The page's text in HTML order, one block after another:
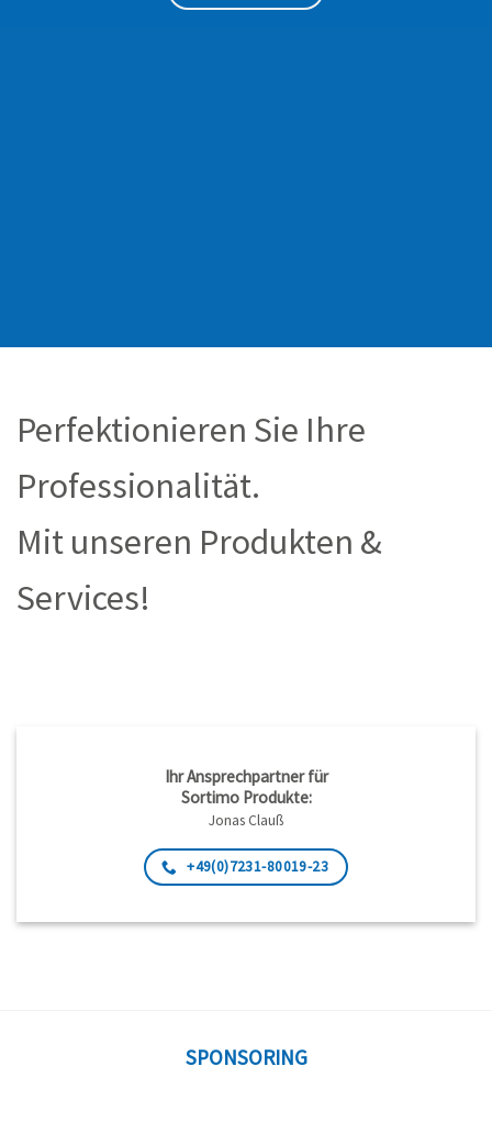
Perfektionieren Sie Ihre
Professionalität.
Mit unseren Produkten &
Services!
Ihr Ansprechpartner für
Sortimo Produkte:
Jonas Clauß
+49(0)7231-80019-23
SPONSORING